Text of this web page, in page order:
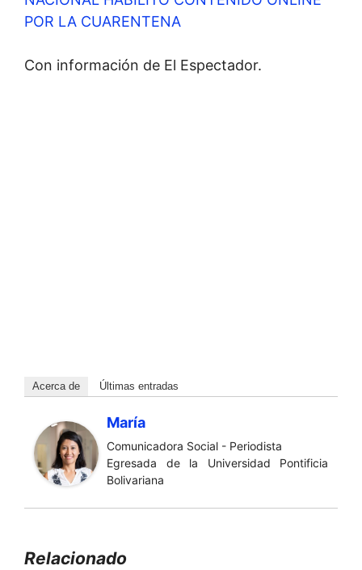
POR LA CUARENTENA
Con información de El Espectador.
Acerca de Últimas entradas
María
Comunicadora Social - Periodista
Egresada de la Universidad Pontificia
Bolivariana
Relacionado